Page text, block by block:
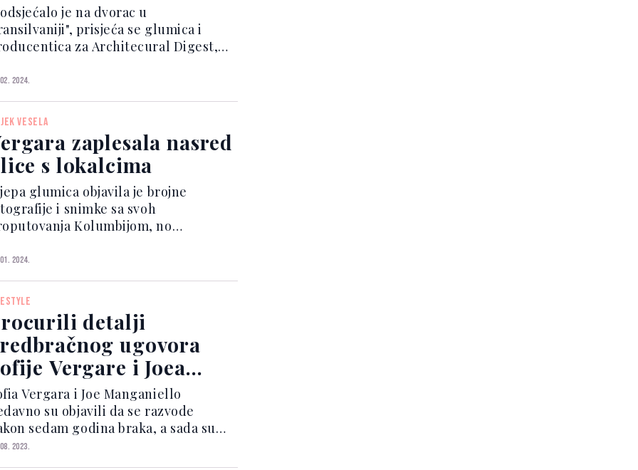
je na dvorac u
prisjeća se glumica i
za Architecural Digest,
kokaina Griselde Blanco u
seriji "Griselda". "Ali raspored
bio je savrše...
2024.
VESELA
zaplesala nasred
s lokalcima
glumica objavila je brojne
i snimke sa svoh
Kolumbijom, no
fanove. Naime, Sofia je s grupom
u pratnji osiguranja naišla na
svirače. Vidno raspolož...
2024.
detalji
ugovora
Vergare i Joea
Vergara i Joe Manganiello
su objavili da se razvode
sedam godina braka, a sada su
detalji njihovog predbračnog
2023.